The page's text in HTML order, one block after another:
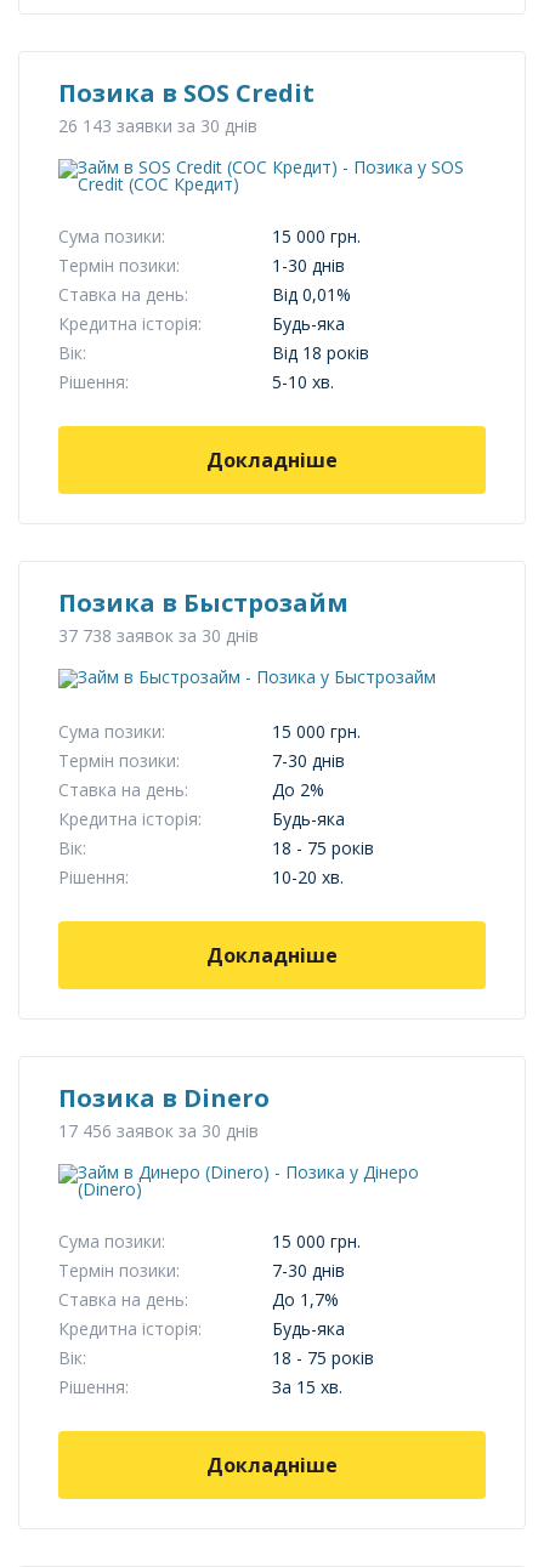
Позика в SOS Credit
26 143 заявки за 30 днів
Сума позики:
15 000 грн.
Термін позики:
1-30 днів
Ставка на день:
Від 0,01%
Кредитна історія:
Будь-яка
Вік:
Від 18 років
Рішення:
5-10 хв.
Докладніше
Позика в Быстрозайм
37 738 заявок за 30 днів
Сума позики:
15 000 грн.
Термін позики:
7-30 днів
Ставка на день:
До 2%
Кредитна історія:
Будь-яка
Вік:
18 - 75 років
Рішення:
10-20 хв.
Докладніше
Позика в Dinero
17 456 заявок за 30 днів
Сума позики:
15 000 грн.
Термін позики:
7-30 днів
Ставка на день:
До 1,7%
Кредитна історія:
Будь-яка
Вік:
18 - 75 років
Рішення:
За 15 хв.
Докладніше